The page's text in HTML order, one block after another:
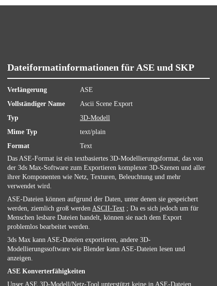
Dateiformatinformationen für ASE und SKP
Verlängerung
ASE
Vollständiger Name
Ascii Scene Export
Typ
3D-Modell
Mime Typ
text/plain
Format
Text
Das ASE-Format ist ein textbasiertes 3D-Modellierungsformat, das von
der 3ds Max-Software zum Exportieren komplexer 3D-Szenen und aller
ihrer Komponenten wie Netz, Texturen, Beleuchtung und mehr
verwendet wird.
ASE-Dateien können aufgrund der Daten, unter denen sie gespeichert
werden, ziemlich groß werden ASCII-Text ; Da es sich jedoch um für
Menschen lesbare Dateien handelt, können sie nach dem Export
problemlos bearbeitet werden.
3ds Max kann ASE-Dateien exportieren, andere 3D-
Modellierungssoftware wie Blender kann ASE-Dateien lesen und
anzeigen.
ASE Konverterfähigkeiten
Unser ASE 3D-Modell/Netz-Tool unterstützt keine in ASE-Dateien